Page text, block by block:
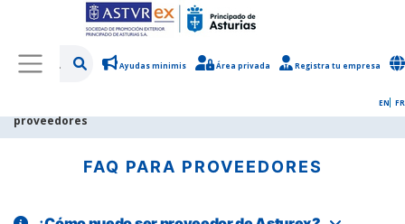
Ayudas minimis Área privada Registra tu empresa
EN FR
proveedores
FAQ PARA PROVEEDORES